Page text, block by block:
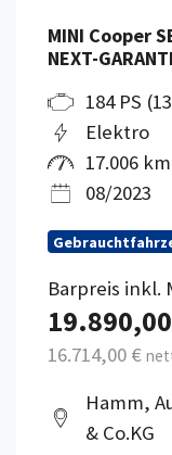
MINI Cooper
NEXT-
184 PS
Elektro
17.006 km
08/2023
Barpreis inkl.
16.714,00 €
Hamm,
& Co.KG